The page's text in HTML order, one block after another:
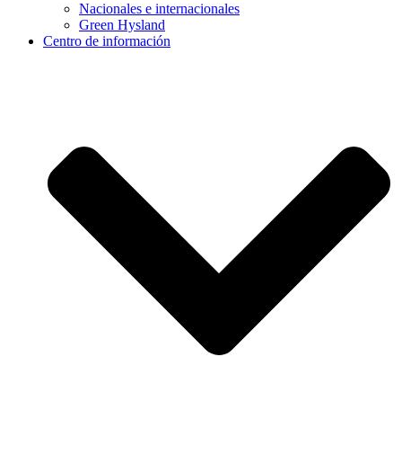
Nacionales e internacionales
Green Hysland
Centro de información